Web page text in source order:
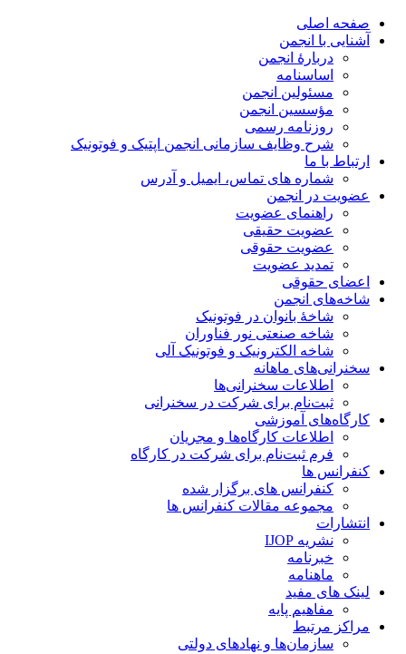
صفحه اصلی
آشنایی با انجمن
دربارۀ انجمن
اساسنامه
مسئولین انجمن
مؤسسین انجمن
روزنامه رسمی
شرح وظایف سازمانی انجمن اپتیک و فوتونیک
ارتباط با ما
شماره های تماس، ایمیل و آدرس
عضویت در انجمن
راهنمای عضویت
عضویت حقیقی
عضویت حقوقی
تمدید عضویت
اعضای حقوقی
شاخه‌های انجمن
شاخۀ بانوان در فوتونیک
شاخه صنعتی نور فناوران
شاخه‌ الکترونیک و فوتونیک آلی
سخنرانی‌های ماهانه
اطلاعات سخنرانی‌‌ها
ثبت‌نام برای شرکت در سخنرانی
کارگاه‌های آموزشی
اطلاعات کارگاه‌ها و مجریان
فرم ثبت‌نام برای شرکت در کارگاه
کنفرانس ها
کنفرانس های برگزار شده
مجموعه مقالات کنفرانس ها
انتشارات
نشریه IJOP
خبرنامه
ماهنامه
لینک های مفید
مفاهیم پایه
مراکز مرتبط
سازمان‌ها و نهادهای دولتی